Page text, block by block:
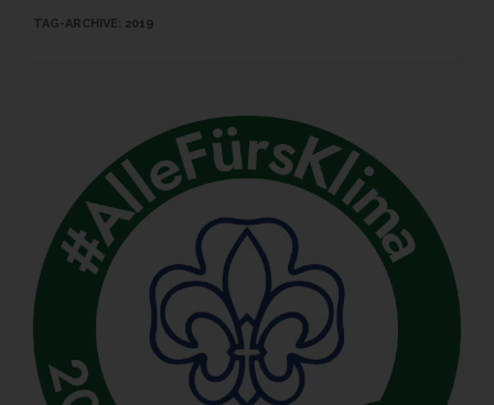
TAG-ARCHIVE: 2019